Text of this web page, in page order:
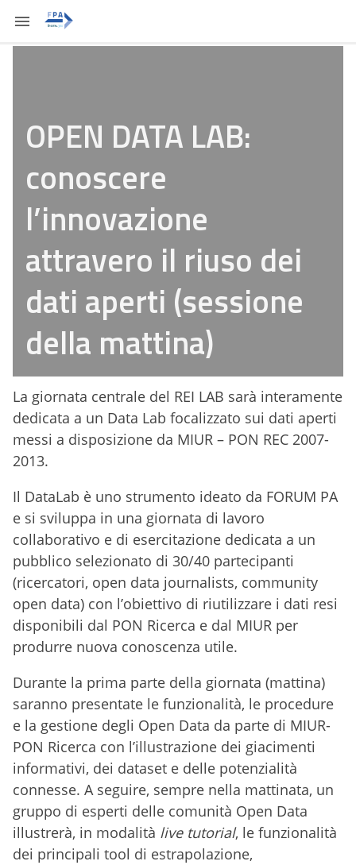
OPEN DATA LAB:
conoscere
l’innovazione
attravero il riuso dei
dati aperti (sessione
della mattina)
La giornata centrale del REI LAB sarà interamente
dedicata a un Data Lab focalizzato sui dati aperti
messi a disposizione da MIUR – PON REC 2007-
2013.
Il DataLab è uno strumento ideato da FORUM PA
e si sviluppa in una giornata di lavoro
collaborativo e di esercitazione dedicata a un
pubblico selezionato di 30/40 partecipanti
(ricercatori, open data journalists, community
open data) con l’obiettivo di riutilizzare i dati resi
disponibili dal PON Ricerca e dal MIUR per
produrre nuova conoscenza utile.
Durante la prima parte della giornata (mattina)
saranno presentate le funzionalità, le procedure
e la gestione degli Open Data da parte di MIUR-
PON Ricerca con l’illustrazione dei giacimenti
informativi, dei dataset e delle potenzialità
connesse. A seguire, sempre nella mattinata, un
gruppo di esperti delle comunità Open Data
illustrerà, in modalità live tutorial, le funzionalità
dei principali tool di estrapolazione,